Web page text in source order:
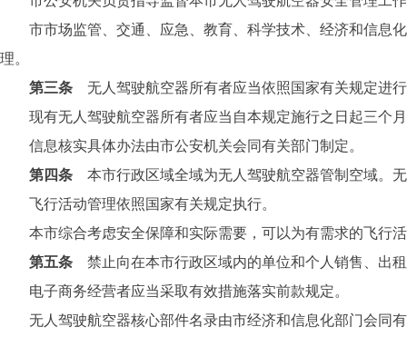
市市场监管、交通、应急、教育、科学技术、经济和信息化
理。
第三条 无人驾驶航空器所有者应当依照国家有关规定进
现有无人驾驶航空器所有者应当自本规定施行之日起三个月
信息核实具体办法由市公安机关会同有关部门制定。
第四条 本市行政区域全域为无人驾驶航空器管制空域。
飞行活动管理依照国家有关规定执行。
本市综合考虑安全保障和实际需要，可以为有需求的飞行
第五条 禁止向在本市行政区域内的单位和个人销售、出
电子商务经营者应当采取有效措施落实前款规定。
无人驾驶航空器核心部件名录由市经济和信息化部门会同